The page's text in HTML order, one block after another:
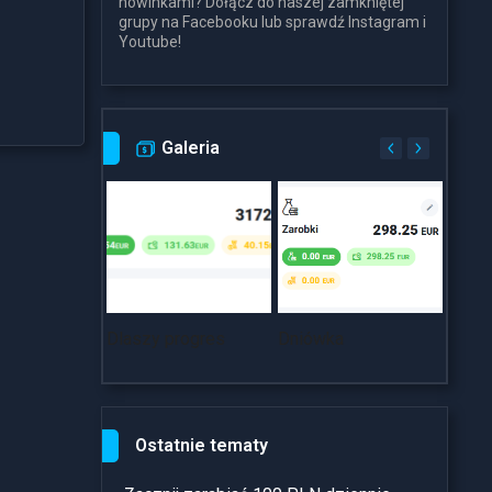
grupy na Facebooku lub sprawdź Instagram i
Youtube!
Galeria
Ostatnie tematy